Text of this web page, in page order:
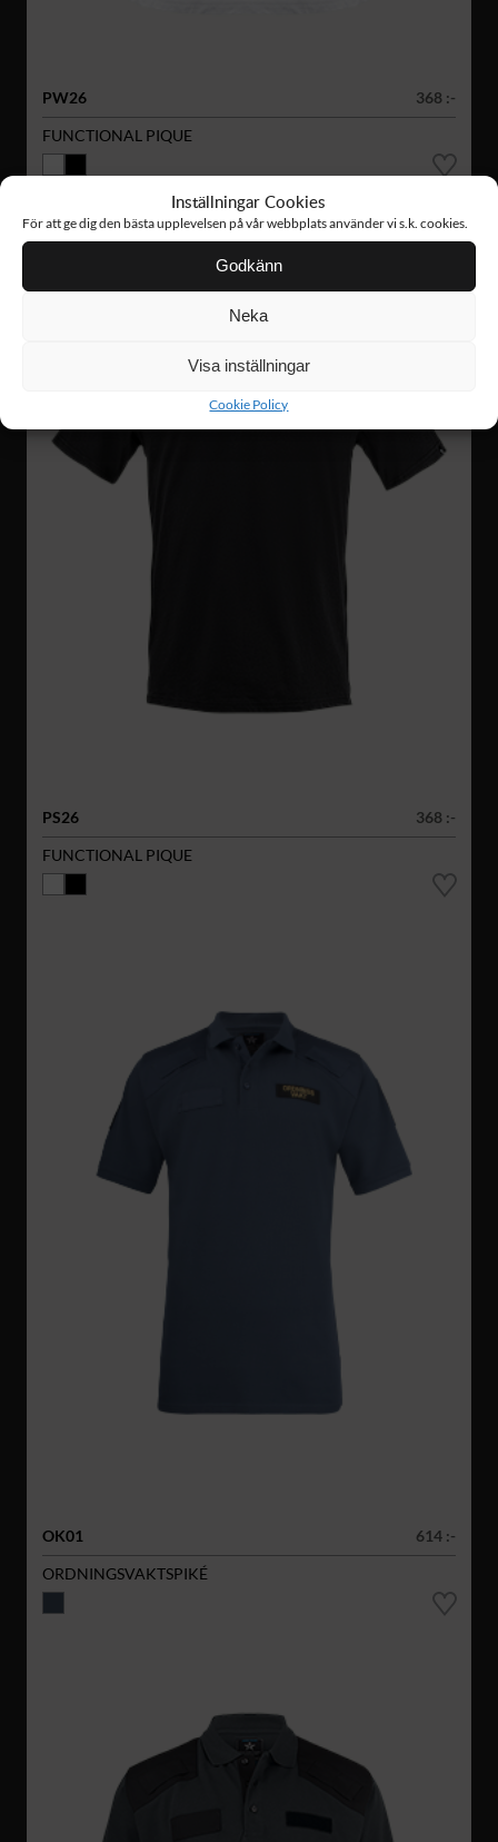
Inställningar Cookies
För att ge dig den bästa upplevelsen på vår webbplats använder vi s.k. cookies.
Godkänn
Neka
Visa inställningar
Cookie Policy
PW26
368 :-
FUNCTIONAL PIQUE
PS26
368 :-
FUNCTIONAL PIQUE
OK01
614 :-
ORDNINGSVAKTSPIKÉ